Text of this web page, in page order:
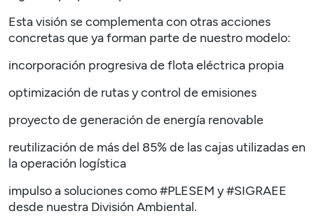
Esta visión se complementa con otras acciones
concretas que ya forman parte de nuestro modelo:
incorporación progresiva de flota eléctrica propia
optimización de rutas y control de emisiones
proyecto de generación de energía renovable
reutilización de más del 85% de las cajas utilizadas en
la operación logística
impulso a soluciones como #PLESEM y #SIGRAEE
desde nuestra División Ambiental.